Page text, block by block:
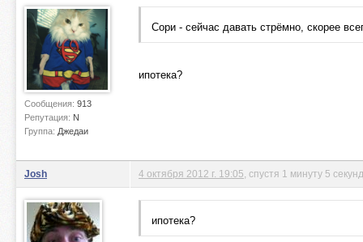
Сообщения: 913
Репутация: N
Группа: Джедаи
Сори - сейчас давать стрёмно, скорее
ипотека?
Josh 4 октября 2012 г. 19:05 , спустя 1 минуту 5 секунд
ипотека?